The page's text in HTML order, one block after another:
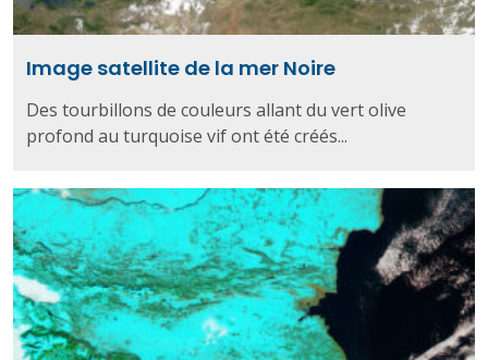
Image satellite de la mer Noire
Des tourbillons de couleurs allant du vert olive
profond au turquoise vif ont été créés...